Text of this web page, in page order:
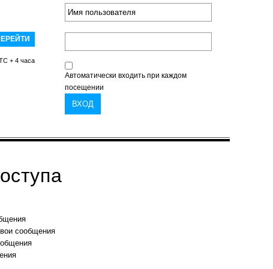
+ 4 часа
Автоматически входить при каждом
посещении
сообщения